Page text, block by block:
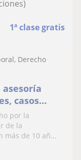
1ª clase gratis
Derecho
asesoría
casos
por la
de la
más de 10 añ...